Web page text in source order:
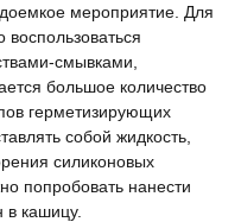
мероприятие. Для
смывками,
большое количество
герметизирующих
собой жидкость,
силиконовых
попробовать нанести
в кашицу.